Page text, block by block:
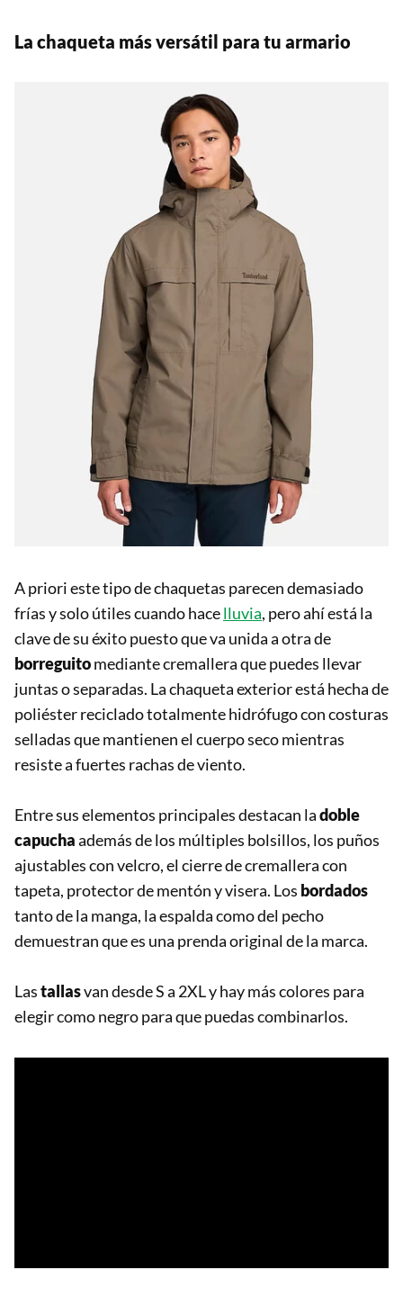
La chaqueta más versátil para tu armario
A priori este tipo de chaquetas parecen demasiado
frías y solo útiles cuando hacelluvia, pero ahí está la
clave de su éxito puesto que va unida a otra de
borreguitomediante cremallera que puedes llevar
juntas o separadas. La chaqueta exterior está hecha de
poliéster reciclado totalmente hidrófugo con costuras
selladas que mantienen el cuerpo seco mientras
resiste a fuertes rachas de viento.
Entre sus elementos principales destacan ladoble
capuchaademás de los múltiples bolsillos, los puños
ajustables con velcro, el cierre de cremallera con
tapeta, protector de mentón y visera. Los bordados
tanto de la manga, la espalda como del pecho
demuestran que es una prenda original de la marca.
Lastallasvan desde S a 2XL y hay más colores para
elegir como negro para que puedas combinarlos.